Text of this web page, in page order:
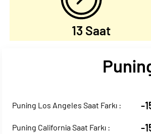
13 Saat
Puning Los Angeles Saat Farkı : -
Puning California Saat Farkı : -